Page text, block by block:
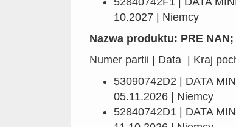
10.2027 | Niemcy
Nazwa produktu: PRE NAN;
Numer partii | Data | Kraj
53090742D2 | DATA
05.11.2026 | Niemcy
52840742D1 | DATA